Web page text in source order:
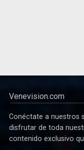
Venevision.com
Conéctate a nuestros
disfrutar de toda
contenido exclusivo